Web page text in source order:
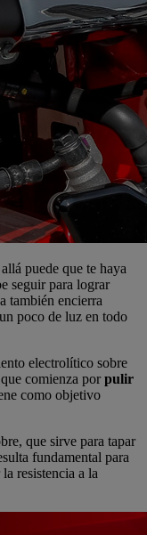
puede que te haya
seguir para lograr
también encierra
poco de luz en todo
electrolítico sobre
comienza porpulir
como objetivo
que sirve para tapar
fundamental para
resistencia a la